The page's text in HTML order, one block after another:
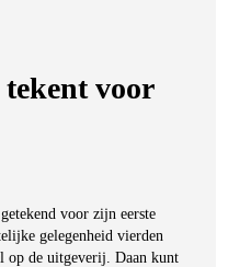
voor
voor zijn eerste
gelegenheid vierden
op de uitgeverij. Daan kunt